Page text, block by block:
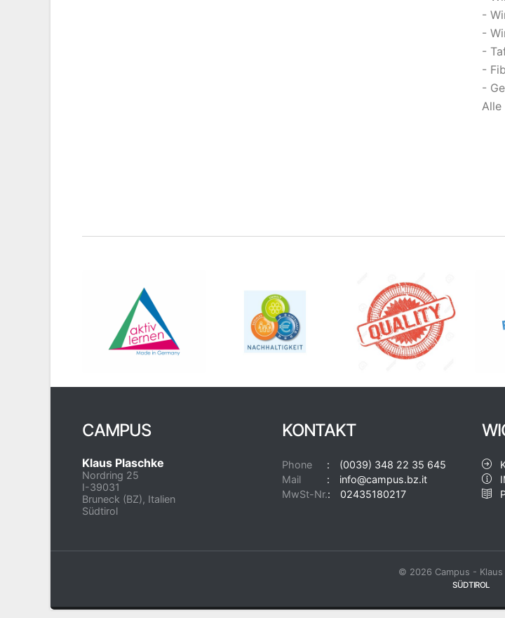
-
-
-
-
-
Alle
CAMPUS
Klaus Plaschke
Nordring 25
I-39031
Bruneck (BZ), Italien
Südtirol
KONTAKT
Phone
(0039) 348 22 35 645
Mail
info@campus.bz.it
MwSt-Nr.
02435180217
© 2026 Campus - Klaus
SÜDTIROL